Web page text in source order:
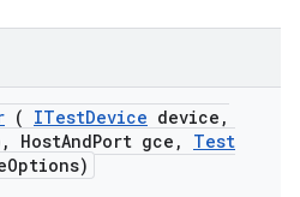
( ITestDevice device ,
, HostAndPort gce ,
Test
Options)